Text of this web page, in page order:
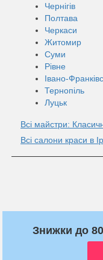
Чернігів
Полтава
Черкаси
Житомир
Суми
Рівне
Івано-
Тернопіль
Луцьк
Всі майстри:
Всі салони краси в
Знижки до